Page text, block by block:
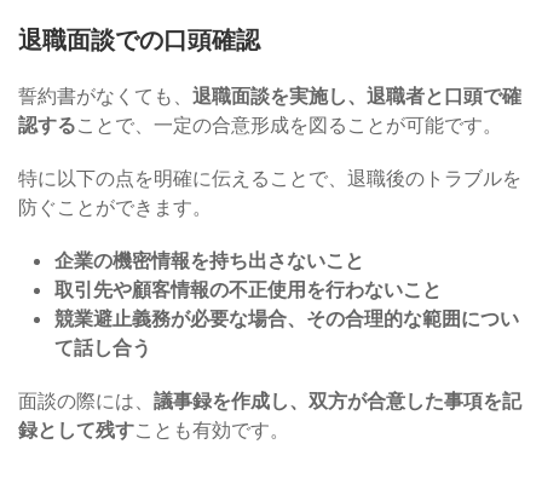
退職面談での口頭確認
誓約書がなくても、 退職面談を実施し、退職者と口頭で確
認することで、一定の合意形成を図ることが可能です。
特に以下の点を明確に伝えることで、退職後のトラブルを
防ぐことができます。
企業の機密情報を持ち出さないこと
取引先や顧客情報の不正使用を行わないこと
競業避止義務が必要な場合、その合理的な範囲につい
て話し合う
面談の際には、 議事録を作成し、双方が合意した事項を記
録として残すことも有効です。